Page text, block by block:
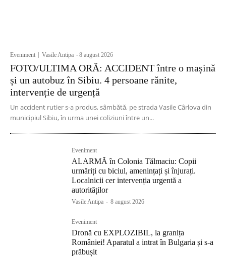
Eveniment Vasile Antipa -8 august 2026
FOTO/ULTIMA ORĂ: ACCIDENT între o mașină
și un autobuz în Sibiu. 4 persoane rănite,
intervenție de urgență
Un accident rutier s-a produs, sâmbătă, pe strada Vasile Cârlova din
municipiul Sibiu, în urma unei coliziuni între un...
Eveniment
ALARMĂ în Colonia Tălmaciu: Copii
urmăriți cu biciul, amenințați și înjurați.
Localnicii cer intervenția urgentă a
autorităților
Vasile Antipa - 8 august 2026
Eveniment
Dronă cu EXPLOZIBIL, la granița
României! Aparatul a intrat în Bulgaria și s-a
prăbușit